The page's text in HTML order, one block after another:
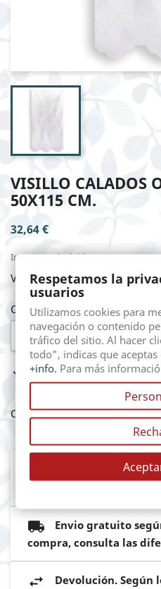
VISILLO CALADOS
50X115 CM.
32,64 €
Impuestos incluidos
VISILLO CALADOS ONDAS
Cantidad
 AÑADIR
 In Stock
Compartir
Mediante pasarela
Envio gratuito
compra, consulta las
Devolución. Según
Respetamos la
usuarios
Utilizamos cookies para
navegación o contenido
tráfico del sitio. Al hacer
todo", indicas que aceptas
+info. Para más